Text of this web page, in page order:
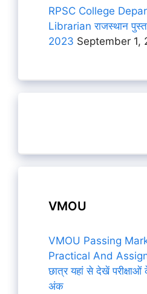
RPSC College
Librarian राजस्थान
2023 September 1,
VMOU
VMOU Passing
Practical And
छात्र यहां से देखें
अंक